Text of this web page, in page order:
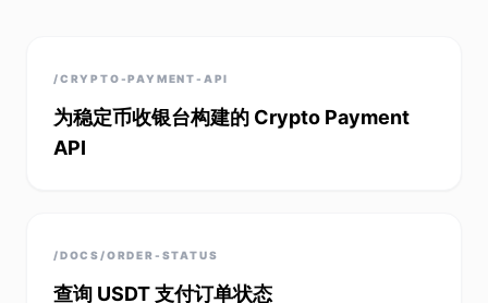
/CRYPTO-PAYMENT-API
为稳定币收银台构建的 Crypto Payment
API
/DOCS/ORDER-STATUS
查询 USDT 支付订单状态